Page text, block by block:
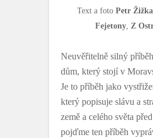
Text a foto Petr Žižka
Fejetony Z
Neuvěřitelně silný
dům, který stojí v
Je to příběh jako
který popisuje slávu a
země a celého světa
pojďme ten příběh